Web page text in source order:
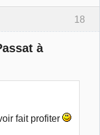
18
à
fait profiter